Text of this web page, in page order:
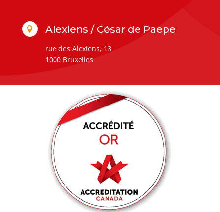
 Alexiens / César de Paepe
rue des Alexiens, 13
1000 Bruxelles